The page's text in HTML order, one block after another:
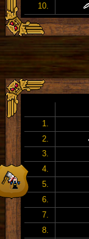
10.
1.
2.
3.
4.
5.
6.
7.
8.